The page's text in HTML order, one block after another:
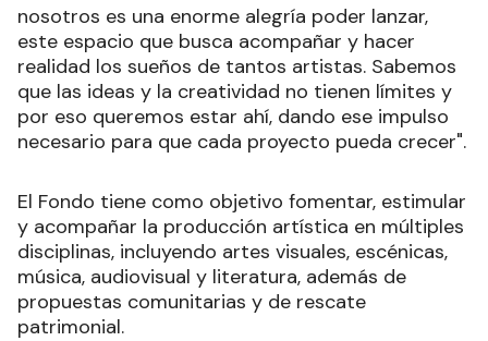
nosotros es una enorme alegría poder lanzar,
este espacio que busca acompañar y hacer
realidad los sueños de tantos artistas. Sabemos
que las ideas y la creatividad no tienen límites y
por eso queremos estar ahí, dando ese impulso
necesario para que cada proyecto pueda crecer".
El Fondo tiene como objetivo fomentar, estimular
y acompañar la producción artística en múltiples
disciplinas, incluyendo artes visuales, escénicas,
música, audiovisual y literatura, además de
propuestas comunitarias y de rescate
patrimonial.